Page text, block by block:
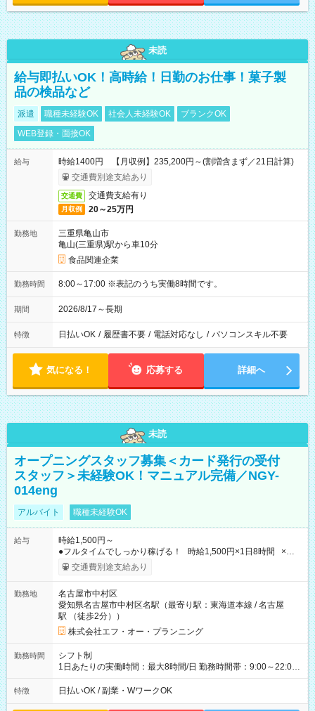
未読
給与即払いOK！高時給！日勤のお仕事！菓子製
品の検品など
派遣 職種未経験OK 社会人未経験OK
ブランクOK
WEB登録・面接OK
給与
時給1400円 【月収例】235,200円～(割増含まず／21日計算)
交通費別途支給あり
交通費 交通費支給有り
月収例 20～25万円
勤務地
三重県亀山市
亀山(三重県)駅から車10分
食品関連企業
勤務時間 8:00～17:00 ※表記のうち実働8時間です。
期間 2026/8/17～長期
特徴 日払いOK / 履歴書不要 / 電話対応なし / パソコンスキル不要
気になる！ 応募する 詳細へ
未読
オープニングスタッフ募集＜カード発行の受付
スタッフ＞未経験OK！マニュアル完備／NGY-
014eng
アルバイト 職種未経験OK
給与
時給1,500円～
●フルタイムでしっかり稼げる！ 時給1,500円×1日8時間 ×週5
日勤務 ＝1日あたり 12,000円 ×22日勤務 ＝月収例 264,000円
【試用期間】試用期間なし
交通費別途支給あり
勤務地
名古屋市中村区
愛知県名古屋市中村区名駅（最寄り駅：東海道本線 / 名古屋
駅 （徒歩2分））
株式会社エフ・オー・プランニング
勤務時間
シフト制
1日あたりの実働時間：最大8時間/日 勤務時間帯：9:00～22:00
【シフト例】 ・9:00～18:00 ・13:00～22:00 ■週5日～OK ■1日
8時間（休憩1時間） 時間帯の相談OKでプライベートも充実 ※
特徴 日払いOK / 副業・WワークOK